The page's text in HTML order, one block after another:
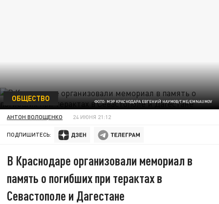
ФОТО: МЭР КРАСНОДАРА ЕВГЕНИЙ НАУМОВ/T.ME/EMNAUMOV
ОБЩЕСТВО
АНТОН ВОЛОЩЕНКО 24 ИЮНЯ 21:12
ПОДПИШИТЕСЬ:
В Краснодаре организовали мемориал в
память о погибших при терактах в
Севастополе и Дагестане